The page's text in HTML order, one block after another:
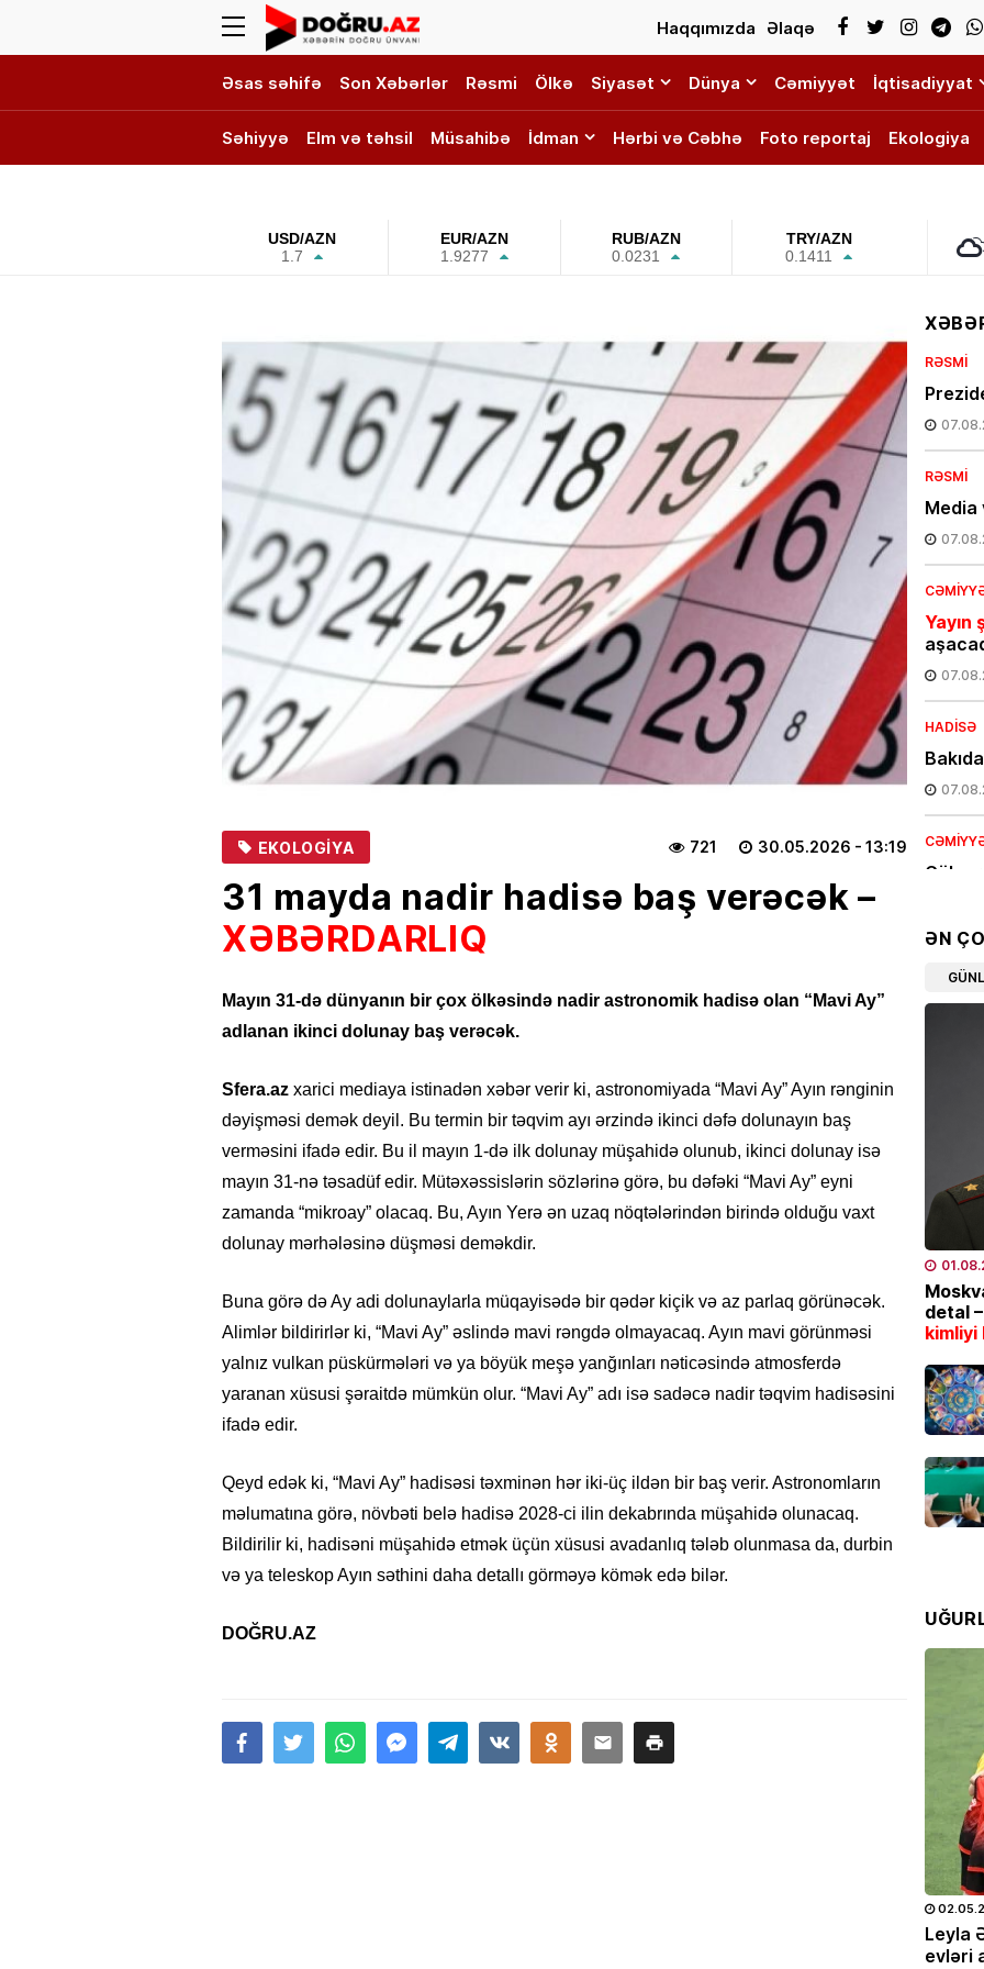
Haqqımızda Əlaqə
Əsas səhifə Son Xəbərlər Rəsmi Ölkə Siyasət Dünya Cəmiyyət İqtisadiyyat
Səhiyyə Elm və təhsil Müsahibə İdman Hərbi və Cəbhə Foto reportaj Ekologiya
USD/AZN
1.7
EUR/AZN
1.9277
RUB/AZN
0.0231
TRY/AZN
0.1411
EKOLOGIYA 30.05.2026 - 13:19
721
31 mayda nadir hadisə baş verəcək –
XƏBƏRDARLIQ
Mayın 31-də dünyanın bir çox ölkəsində nadir astronomik hadisə olan “Mavi Ay”
adlanan ikinci dolunay baş verəcək.
Sfera.az xarici mediaya istinadən xəbər verir ki, astronomiyada “Mavi Ay” Ayın rənginin
dəyişməsi demək deyil. Bu termin bir təqvim ayı ərzində ikinci dəfə dolunayın baş
verməsini ifadə edir. Bu il mayın 1-də ilk dolunay müşahidə olunub, ikinci dolunay isə
mayın 31-nə təsadüf edir. Mütəxəssislərin sözlərinə görə, bu dəfəki “Mavi Ay” eyni
zamanda “mikroay” olacaq. Bu, Ayın Yerə ən uzaq nöqtələrindən birində olduğu vaxt
dolunay mərhələsinə düşməsi deməkdir.
Buna görə də Ay adi dolunaylarla müqayisədə bir qədər kiçik və az parlaq görünəcək.
Alimlər bildirirlər ki, “Mavi Ay” əslində mavi rəngdə olmayacaq. Ayın mavi görünməsi
yalnız vulkan püskürmələri və ya böyük meşə yanğınları nəticəsində atmosferdə
yaranan xüsusi şəraitdə mümkün olur. “Mavi Ay” adı isə sadəcə nadir təqvim hadisəsini
ifadə edir.
Qeyd edək ki, “Mavi Ay” hadisəsi təxminən hər iki-üç ildən bir baş verir. Astronomların
məlumatına görə, növbəti belə hadisə 2028-ci ilin dekabrında müşahidə olunacaq.
Bildirilir ki, hadisəni müşahidə etmək üçün xüsusi avadanlıq tələb olunmasa da, durbin
və ya teleskop Ayın səthini daha detallı görməyə kömək edə bilər.
DOĞRU.AZ
RƏSMI
RƏSMI
Media
Yayın
HADISƏ
ÖLKƏ
HADISƏ
KINO
ÖLKƏ
Bu
ƏN
detal –
kimliyi
Leyla
evləri